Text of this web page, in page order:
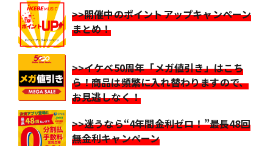
>>開催中のポイントアップキャンペーン
まとめ！
>>イケベ50周年「メガ値引き」はこち
ら！商品は頻繁に入れ替わりますので、
お見逃しなく！
>>迷うなら“4年間金利ゼロ！”最長48回
無金利キャンペーン